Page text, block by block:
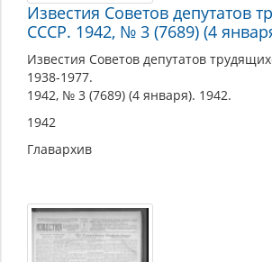
Известия Советов депутатов
СССР. 1942, № 3 (7689) (4
Известия Советов депутатов
1938-1977.
1942, № 3 (7689) (4 января). 1942.
1942
Главархив